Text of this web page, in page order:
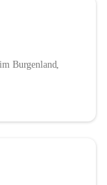
Burgenland,